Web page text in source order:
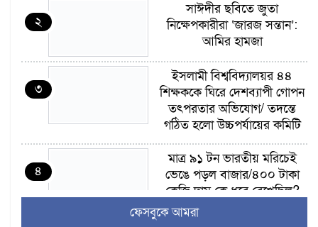
২
সাঈদীর ছবিতে জুতা
নিক্ষেপকারীরা ‘জারজ সন্তান’:
আমির হামজা
৩
ইসলামী বিশ্ববিদ্যালয়র ৪৪
শিক্ষককে ঘিরে দেশব্যাপী গোপন
তৎপরতার অভিযোগ/ তদন্তে
গঠিত হলো উচ্চপর্যায়ের কমিটি
৪
মাত্র ৯১ টন ভারতীয় মরিচেই
ভেঙে পড়ল বাজার/৪০০ টাকা
কেজি দাম কে ধরে রেখেছিল?
ফেসবুকে আমরা